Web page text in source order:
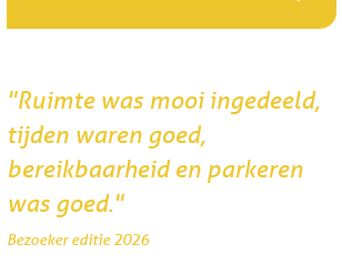
"Ruimte was mooi ingedeeld,
tijden waren goed,
bereikbaarheid en parkeren
was goed."
Bezoeker editie 2026